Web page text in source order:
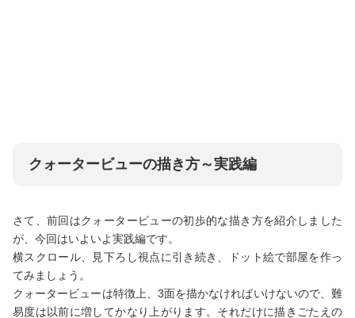
クォータービューの描き方～実践編
さて、前回はクォータービューの初歩的な描き方を紹介しました
が、今回はいよいよ実践編です。
横スクロール、見下ろし視点に引き続き、ドット絵で部屋を作っ
てみましょう。
クォータービューは特徴上、3面を描かなければいけないので、難
易度は以前に増してかなり上がります。それだけに描きごたえの